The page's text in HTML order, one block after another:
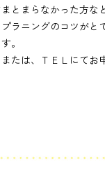
とまらなかった方な
ラニングのコツがと
。
は、ＴＥＬにてお